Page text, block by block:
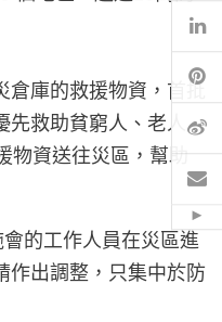
庫的救援物資，首批
先救助貧窮人、老人、
物資送往災區，幫助
的工作人員在災區進
作出調整，只集中於防